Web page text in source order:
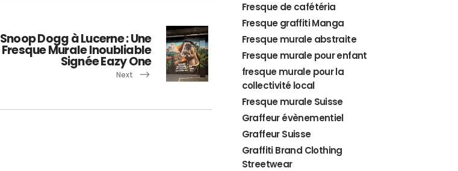
Snoop Dogg à Lucerne : Une
Fresque Murale Inoubliable
Signée Eazy One
Next
Fresque de cafétéria
Fresque graffiti Manga
Fresque murale abstraite
Fresque murale pour enfant
fresque murale pour la
collectivité local
Fresque murale Suisse
Graffeur évènementiel
Graffeur Suisse
Graffiti Brand Clothing
Streetwear